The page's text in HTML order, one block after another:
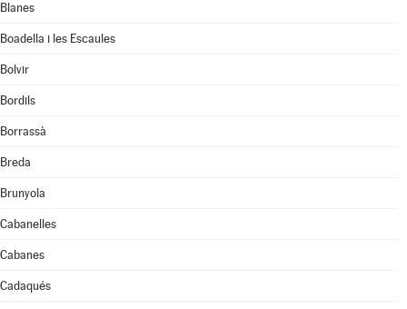
Blanes
Boadella i les Escaules
Bolvir
Bordils
Borrassà
Breda
Brunyola
Cabanelles
Cabanes
Cadaqués